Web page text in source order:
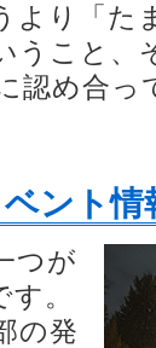
より「た
うこと、
認め合っ
ント情
つが
。
の発